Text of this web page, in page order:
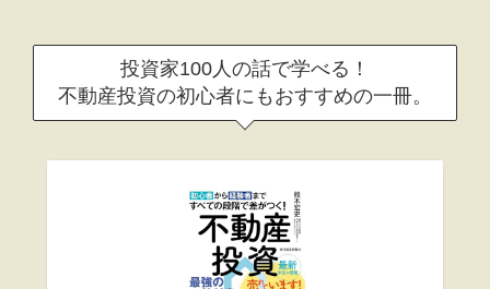
投資家100人の話で学べる！
不動産投資の初心者にもおすすめの一冊。